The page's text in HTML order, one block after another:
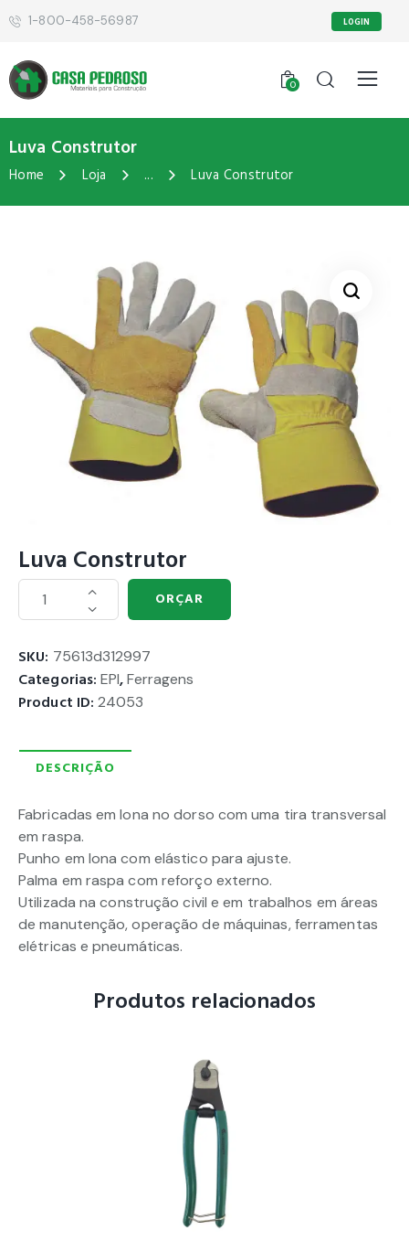
1-800-458-56987 LOGIN
0
Luva Construtor
Home Loja ... Luva Construtor
Luva Construtor
ORÇAR
SKU: 75613d312997
Categorias:EPI,Ferragens
Product ID:24053
DESCRIÇÃO
Fabricadas em lona no dorso com uma tira transversal
em raspa.
Punho em lona com elástico para ajuste.
Palma em raspa com reforço externo.
Utilizada na construção civil e em trabalhos em áreas
de manutenção, operação de máquinas, ferramentas
elétricas e pneumáticas.
Produtos relacionados